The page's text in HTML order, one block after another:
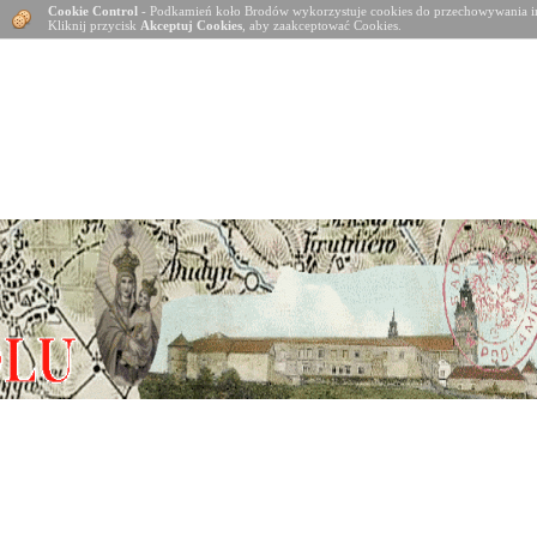
Cookie Control - Podkamień koło Brodów wykorzystuje cookies do
Kliknij przycisk Akceptuj Cookies , aby zaakceptować Cookies.